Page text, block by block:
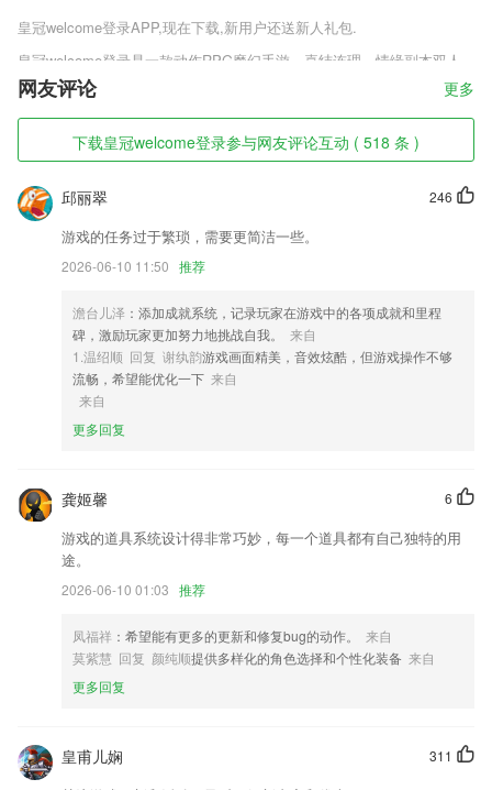
皇冠welcome登录APP,现在下载,新用户还送新人礼包.
皇冠welcome登录是一款动作RPG魔幻手游，喜结连理，情缘副本双人
世界。百变时装，神兵光武拉风全场。还有即时语音交流，家园休闲玩
法，趣味智力答题等，在这里，你将最终达到实力的巅峰，称霸勇者大
陆!让你重新体验经典永恒的魔兽世界。 在这里，你将最终达到实力的巅
峰，称霸勇者大陆!让你重新体验经典永恒的魔兽世界。
皇冠welcome登录软件特色
1,这里拥有非常全面的诗词库内容，学生就能在线快速复习了。
3,精确的电量显示，合理预估续航时间；
4,实时以关键词搜索任何内容；
5,【3】支持收藏功能，一键收藏书本答案和考试试卷；
6,实时热搜作品显示，晓得别人在看啥；
皇冠welcome登录软件优势
2.·自动进行习题跳转，选择正确答案后会快速跳转下一题
3.·涵盖近40年考研英语试题，近11年四六级试题数据库
4.海量儿童睡前故事，儿童故事大全，西游记，美人鱼公主，猴子警长探
案记，奇妙王国故事，斑点龙的蛋糕店，妙妙小公主，冰雪皇后，花木
5.做完作业后能够快速的将自己的作业报告生成，用户可以在线进行查看
6.为各位提供了更全面且优质的教学，功能多多且安全好用的手机成语学
皇冠welcome登录更新了什么?
欢迎您提交任何意见,我们会细心聆听和并解决
网友评论 更多
下载皇冠welcome登录参与网友评论互动 ( 518 条 )
246
邱丽翠
游戏的任务过于繁琐，需要更简洁一些。
2026-06-10 11:50 推荐
澹台儿泽 ：添加成就系统，记录玩家在游戏中的各项成就和里程
碑，激励玩家更加努力地挑战自我。
来自
1.温绍顺 回复 谢纨韵游戏画面精美，音效炫酷，但游戏操作不够
流畅，希望能优化一下 来自
来自
更多回复
6
龚姬馨
游戏的道具系统设计得非常巧妙，每一个道具都有自己独特的用
途。
2026-06-10 01:03 推荐
凤福祥 ：希望能有更多的更新和修复bug的动作。
来自
莫紫慧 回复 颜纯顺提供多样化的角色选择和个性化装备 来自
更多回复
311
皇甫儿娴